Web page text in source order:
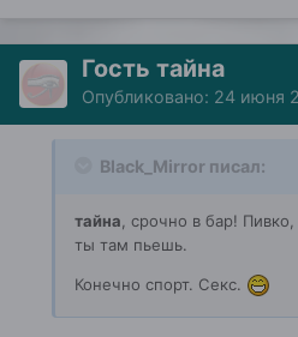
Гость тайна
Опубликовано: 24 июня
Black_Mirror писал:
тайна , срочно в бар!
ты там пьешь.
Конечно спорт. Секс.